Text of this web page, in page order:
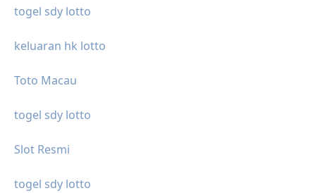
togel sdy lotto
keluaran hk lotto
Toto Macau
togel sdy lotto
Slot Resmi
togel sdy lotto